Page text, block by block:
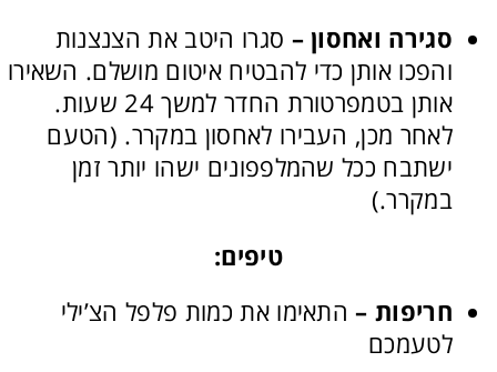
סגירה ואחסון – סגרו היטב את הצנצנות
והפכו אותן כדי להבטיח איטום מושלם. השאירו
אותן בטמפרטורת החדר למשך 24 שעות.
לאחר מכן, העבירו לאחסון במקרר. (הטעם
ישתבח ככל שהמלפפונים ישהו יותר זמן
במקרר.)
טיפים:
חריפות –התאימו את כמות פלפל הצ’ילי
לטעמכם